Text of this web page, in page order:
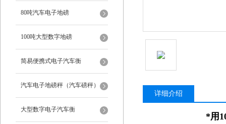
80吨汽车电子地磅
100吨大型数字地磅
简易便携式电子汽车衡
汽车电子地磅秤（汽车磅秤）
大型数字电子汽车衡
详细介绍
*用